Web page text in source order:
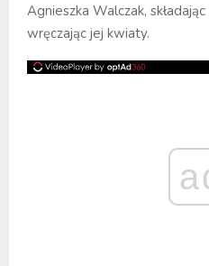
Agnieszka Walczak,
wręczając jej kwiaty.